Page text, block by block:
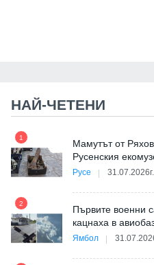
НАЙ-ЧЕТЕНИ
1
Мамутът от
Русенския
Русе 31.07.2026г.
2
Първите военни
кацнаха в
Ямбол